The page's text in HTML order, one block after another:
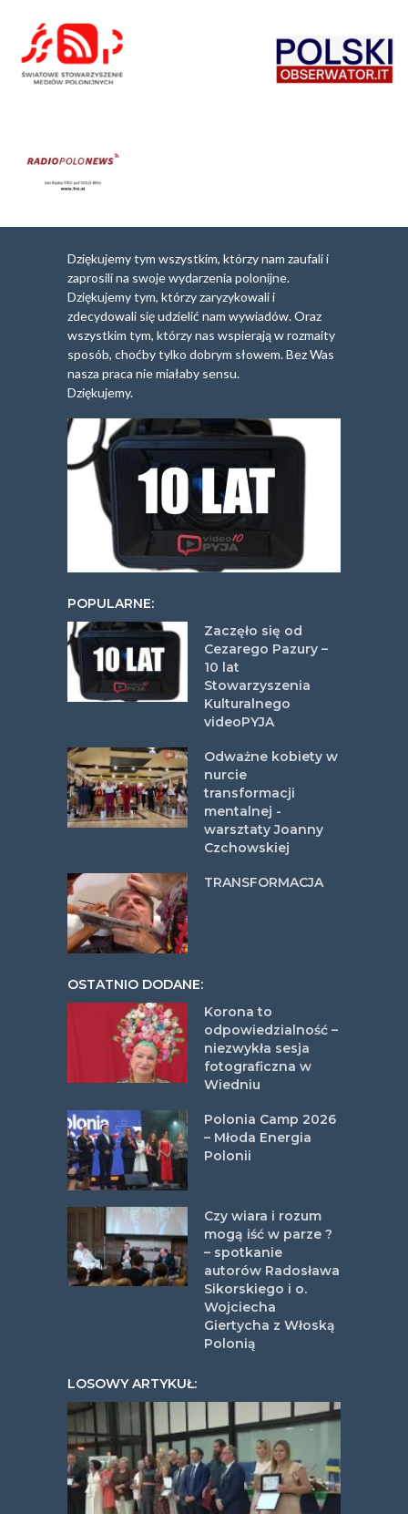
Dziękujemy tym wszystkim, którzy nam zaufali i
zaprosili na swoje wydarzenia polonijne.
Dziękujemy tym, którzy zaryzykowali i
zdecydowali się udzielić nam wywiadów. Oraz
wszystkim tym, którzy nas wspierają w rozmaity
sposób, choćby tylko dobrym słowem. Bez Was
nasza praca nie miałaby sensu.
Dziękujemy.
POPULARNE:
Zaczęło się od
Cezarego Pazury –
10 lat
Stowarzyszenia
Kulturalnego
videoPYJA
Odważne kobiety w
nurcie
transformacji
mentalnej -
warsztaty Joanny
Czchowskiej
TRANSFORMACJA
OSTATNIO DODANE:
Korona to
odpowiedzialność –
niezwykła sesja
fotograficzna w
Wiedniu
Polonia Camp 2026
– Młoda Energia
Polonii
Czy wiara i rozum
mogą iść w parze ?
– spotkanie
autorów Radosława
Sikorskiego i o.
Wojciecha
Giertycha z Włoską
Polonią
LOSOWY ARTYKUŁ: